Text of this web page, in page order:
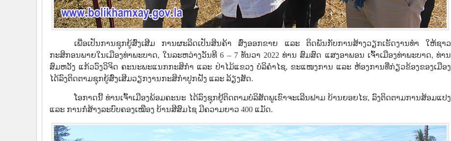
ເພື່ອເປັນການຊຸກຍູ້ສົ່ງເສີມ ການຜະລິດເປັນສິນຄ້າ ສົ່ງອອກຂາຍ ແລະ ຕິດພັນກັບການສ້າງວຽກເຮັດງານທໍາ ໃຫ້ຊາວ
ກະສິກອນພາຍໃນເມືອງທ່າພະບາດ, ໃນລະຫວ່າງວັນທີ 6 – 7 ທັນວາ 2022 ທ່ານ ສົມສົດ ແສງອາພອນ ເຈົ້າເມືອງທ່າພະບາດ, ທ່ານ
ສົມຫວັງ ແກ້ວວົງວິຈິດ ຄະນະພະແນກກະສິກໍາ ແລະ ປ່າໄມ້ແຂວງ ບໍລິຄໍາໄຊ, ຂະແໜງການ ແລະ ຫ້ອງການທີ່ກ່ຽວຂ້ອງຂອງເມືອງ
ໄດ້ລົງຕິດຕາມຊຸກຍູ້ສົ່ງເສີມວຽກງານກະສິກໍາປູກຝັງ ແລະ ລ້ຽງສັດ.
ໂອກາດນີ້ ທ່ານເຈົ້າເມືອງພ້ອມຄະນະ ໄດ້ລົງຊຸກຢູ້ຕິດຕາມບໍລິສັດພູເຂົາຈະເລີນຟາມ ບ້ານຍອຍໄຮ, ລົງຕິດຕາມການສ້ອມແປງ
ແລະ ການກໍ່ສ້າງລະບົບຄອງເໝືອງ ບ້ານສີສົມໄຊ ມີຄວາມຍາວ 400 ແມັດ.